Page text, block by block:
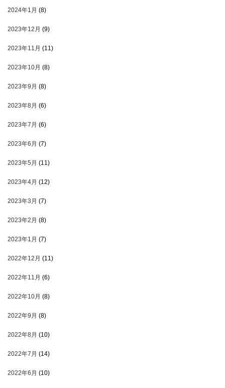
2024年1月 (8)
2023年12月 (9)
2023年11月 (11)
2023年10月 (8)
2023年9月 (8)
2023年8月 (6)
2023年7月 (6)
2023年6月 (7)
2023年5月 (11)
2023年4月 (12)
2023年3月 (7)
2023年2月 (8)
2023年1月 (7)
2022年12月 (11)
2022年11月 (6)
2022年10月 (8)
2022年9月 (8)
2022年8月 (10)
2022年7月 (14)
2022年6月 (10)